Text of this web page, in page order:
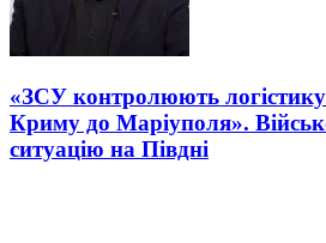
«ЗСУ контролюють логістику
Криму до Маріуполя».
ситуацію на Півдні